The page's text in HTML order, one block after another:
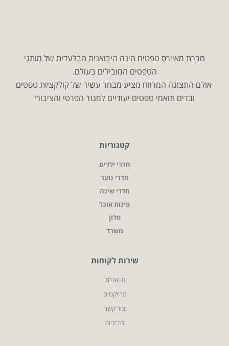
חברת מאיירס טפטים הינה היבואנית הבלעדית של מותגי
הטפטים המובילים בעולם.
אולם התצוגה המרווח מציע מבחר עשיר של קולקציות טפטים
ובדים תואמי טפטים יעודיים למגזר הפרטי והציבורי
קטגוריות
חדרי ילדים
חדרי נוער
חדרי שינה
פינות אוכל
סלון
משרד
שירות לקוחות
מי אנחנו
פרויקטים
צור קשר
מדיניות